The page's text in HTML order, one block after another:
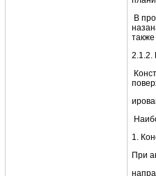
В
2.1.2.
1.
При